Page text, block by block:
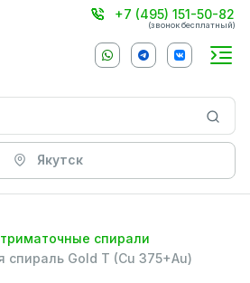
+7 (495) 151-50-82
(звонок бесплатный)
Якутск
спирали
спираль Gold T (Cu 375+Au)